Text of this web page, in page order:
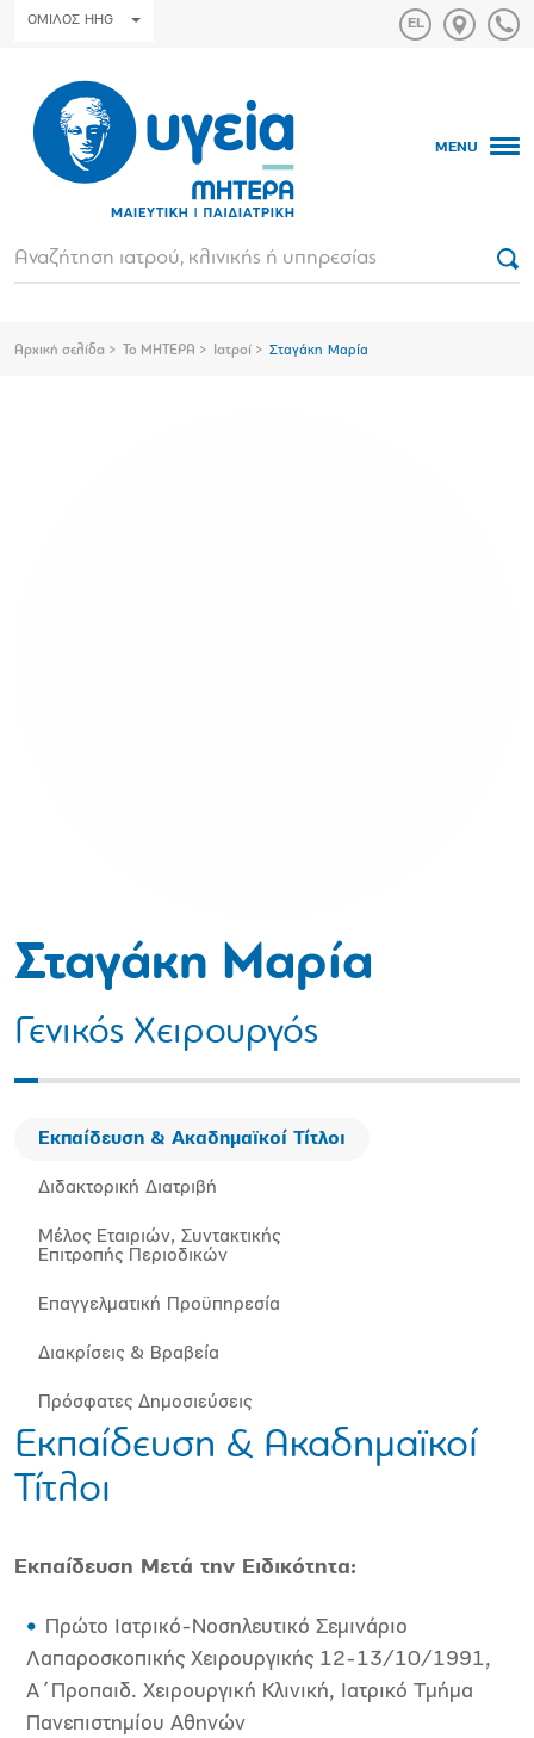
ΟΜΙΛΟΣ HHG
MENU
Αρχική σελίδα Το ΜΗΤΕΡΑ Ιατροί Σταγάκη Μαρία
Σταγάκη Μαρία
Γενικός Χειρουργός
Εκπαίδευση & Ακαδημαϊκοί Τίτλοι
Διδακτορική Διατριβή
Μέλος Εταιριών, Συντακτικής
Επιτροπής Περιοδικών
Επαγγελματική Προϋπηρεσία
Διακρίσεις & Βραβεία
Πρόσφατες Δημοσιεύσεις
Εκπαίδευση & Ακαδημαϊκοί
Τίτλοι
Εκπαίδευση Μετά την Ειδικότητα:
Πρώτο Ιατρικό-Νοσηλευτικό Σεμινάριο
Λαπαροσκοπικής Χειρουργικής 12-13/10/1991,
Α΄Προπαιδ. Χειρουργική Κλινική, Ιατρικό Τμήμα
Πανεπιστημίου Αθηνών